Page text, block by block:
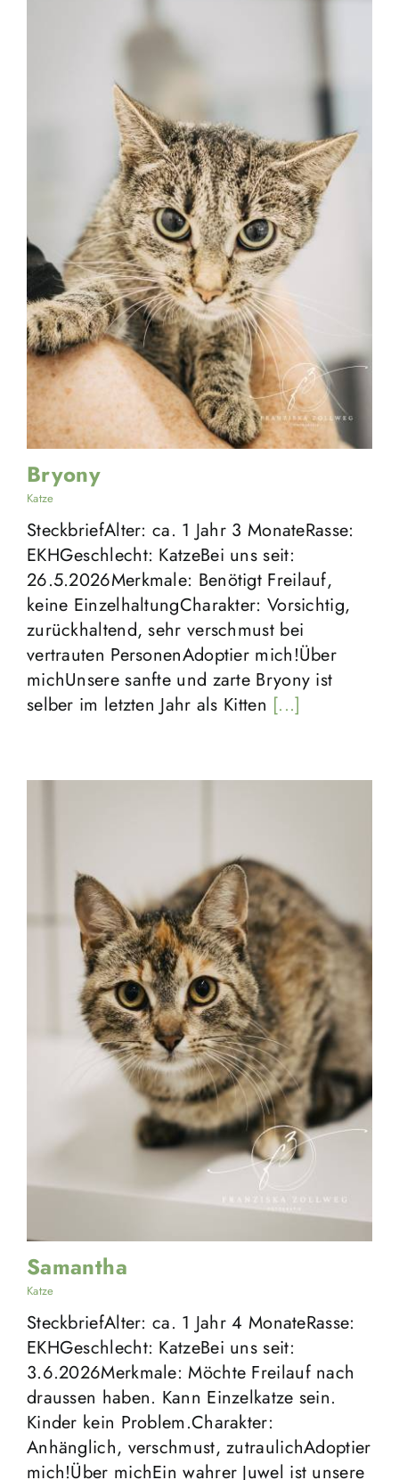
Bryony
Katze
SteckbriefAlter: ca. 1 Jahr 3 MonateRasse:
EKHGeschlecht: KatzeBei uns seit:
26.5.2026Merkmale: Benötigt Freilauf,
keine EinzelhaltungCharakter: Vorsichtig,
zurückhaltend, sehr verschmust bei
vertrauten PersonenAdoptier mich!Über
michUnsere sanfte und zarte Bryony ist
selber im letzten Jahr als Kitten [...]
Samantha
Katze
SteckbriefAlter: ca. 1 Jahr 4 MonateRasse:
EKHGeschlecht: KatzeBei uns seit:
3.6.2026Merkmale: Möchte Freilauf nach
draussen haben. Kann Einzelkatze sein.
Kinder kein Problem.Charakter:
Anhänglich, verschmust, zutraulichAdoptier
mich!Über michEin wahrer Juwel ist unsere